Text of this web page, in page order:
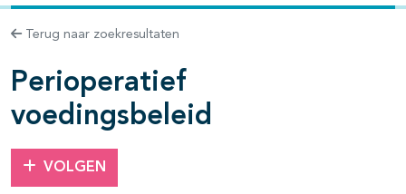
Terug naar zoekresultaten
Perioperatief
voedingsbeleid
VOLGEN